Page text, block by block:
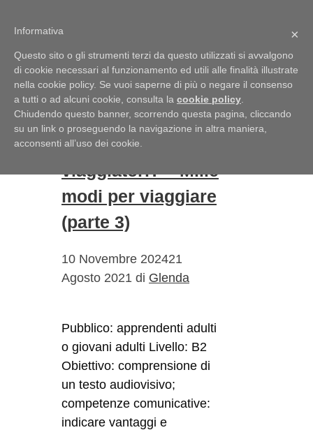
Menu
Glenda
Turisti o
viaggiatori? – Mille
modi per viaggiare
(parte 3)
10 Novembre 202421
Agosto 2021 di Glenda
Pubblico: apprendenti adulti
o giovani adulti Livello: B2
Obiettivo: comprensione di
un testo audiovisivo;
competenze comunicative:
indicare vantaggi e
×
Informativa
Questo sito o gli strumenti terzi da questo utilizzati si avvalgono
di cookie necessari al funzionamento ed utili alle finalità illustrate
nella cookie policy. Se vuoi saperne di più o negare il consenso
a tutti o ad alcuni cookie, consulta la cookie policy
Chiudendo questo banner, scorrendo questa pagina, cliccando
su un link o proseguendo la navigazione in altra maniera,
acconsenti all’uso dei cookie.